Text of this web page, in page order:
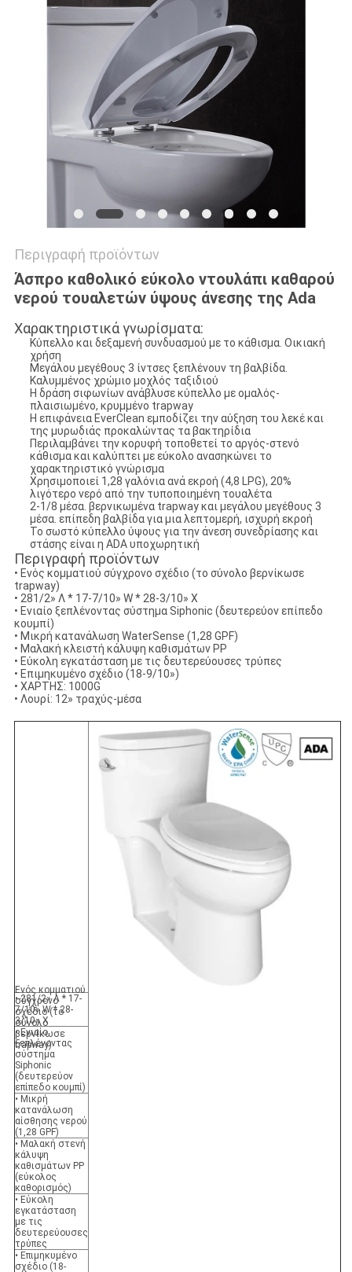
Περιγραφή προϊόντων
Άσπρο καθολικό εύκολο ντουλάπι καθαρού
νερού τουαλετών ύψους άνεσης της Ada
Χαρακτηριστικά γνωρίσματα:
Κύπελλο και δεξαμενή συνδυασμού με το κάθισμα. Οικιακή
χρήση
Μεγάλου μεγέθους 3 ίντσες ξεπλένουν τη βαλβίδα.
Καλυμμένος χρώμιο μοχλός ταξιδιού
Η δράση σιφωνίων ανάβλυσε κύπελλο με ομαλός-
πλαισιωμένο, κρυμμένο trapway
Η επιφάνεια EverClean εμποδίζει την αύξηση του λεκέ και
της μυρωδιάς προκαλώντας τα βακτηρίδια
Περιλαμβάνει την κορυφή τοποθετεί το αργός-στενό
κάθισμα και καλύπτει με εύκολο ανασηκώνει το
χαρακτηριστικό γνώρισμα
Χρησιμοποιεί 1,28 γαλόνια ανά εκροή (4,8 LPG), 20%
λιγότερο νερό από την τυποποιημένη τουαλέτα
2-1/8 μέσα. βερνικωμένα trapway και μεγάλου μεγέθους 3
μέσα. επίπεδη βαλβίδα για μια λεπτομερή, ισχυρή εκροή
Το σωστό κύπελλο ύψους για την άνεση συνεδρίασης και
στάσης είναι η ADA υποχωρητική
Περιγραφή προϊόντων
• Ενός κομματιού σύγχρονο σχέδιο (το σύνολο βερνίκωσε
trapway)
• 281/2» Λ * 17-7/10» W * 28-3/10» Χ
• Ενιαίο ξεπλένοντας σύστημα Siphonic (δευτερεύον επίπεδο
κουμπί)
• Μικρή κατανάλωση WaterSense (1,28 GPF)
• Μαλακή κλειστή κάλυψη καθισμάτων PP
• Εύκολη εγκατάσταση με τις δευτερεύουσες τρύπες
• Επιμηκυμένο σχέδιο (18-9/10»)
• ΧΑΡΤΗΣ: 1000G
• Λουρί: 12» τραχύς-μέσα
Ενός κομματιού
σύγχρονο
σχέδιο (το
σύνολο
βερνίκωσε
trapway)
• 281/2» Λ * 17-
7/10» W * 28-
3/10» Χ
• Ενιαίο
ξεπλένοντας
σύστημα
Siphonic
(δευτερεύον
επίπεδο κουμπί)
• Μικρή
κατανάλωση
αίσθησης νερού
(1,28 GPF)
• Μαλακή στενή
κάλυψη
καθισμάτων PP
(εύκολος
καθορισμός)
• Εύκολη
εγκατάσταση
με τις
δευτερεύουσες
τρύπες
• Επιμηκυμένο
σχέδιο (18-